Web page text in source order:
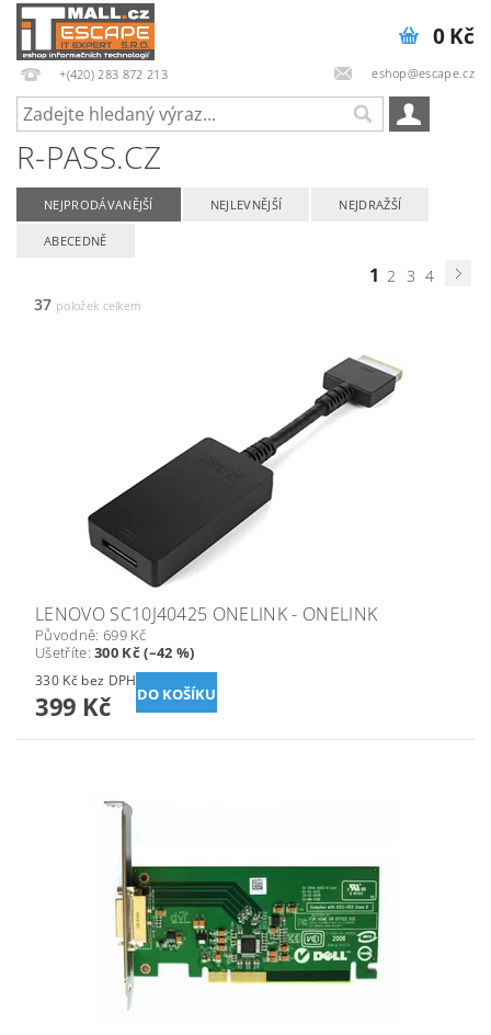
+(420) 283 872 213 eshop@escape.cz
0 Kč
R-PASS.CZ
NEJPRODÁVANĚJŠÍ NEJLEVNĚJŠÍ NEJDRAŽŠÍ
ABECEDNĚ
1 2 3 4
37 položek celkem
LENOVO SC10J40425 ONELINK - ONELINK
Původně: 699 Kč
Ušetříte:300 Kč (–42 %)
330 Kč bez DPH
399 Kč